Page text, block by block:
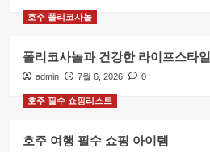
호주 폴리코사놀
폴리코사놀과 건강한 라이프스타일
admin 7월 6, 2026 0
호주 필수 쇼핑리스트
호주 여행 필수 쇼핑 아이템